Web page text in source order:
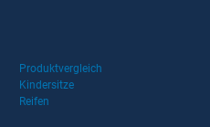
Produktvergleich
Kindersitze
Reifen